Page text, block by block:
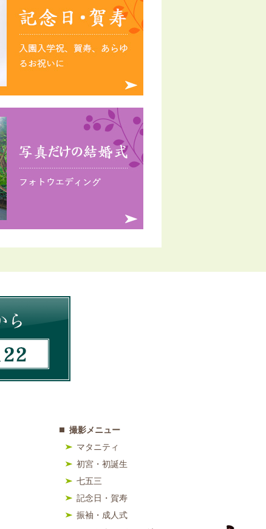
撮影メニュー
マタニティ
初宮・初誕生
七五三
記念日・賀寿
振袖・成人式